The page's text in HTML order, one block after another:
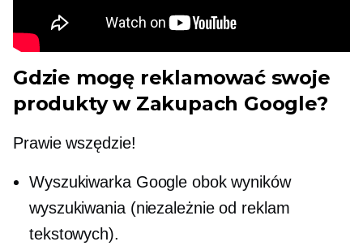
Gdzie mogę reklamować swoje
produkty w Zakupach Google?
Prawie wszędzie!
Wyszukiwarka Google obok wyników
wyszukiwania (niezależnie od reklam
tekstowych).